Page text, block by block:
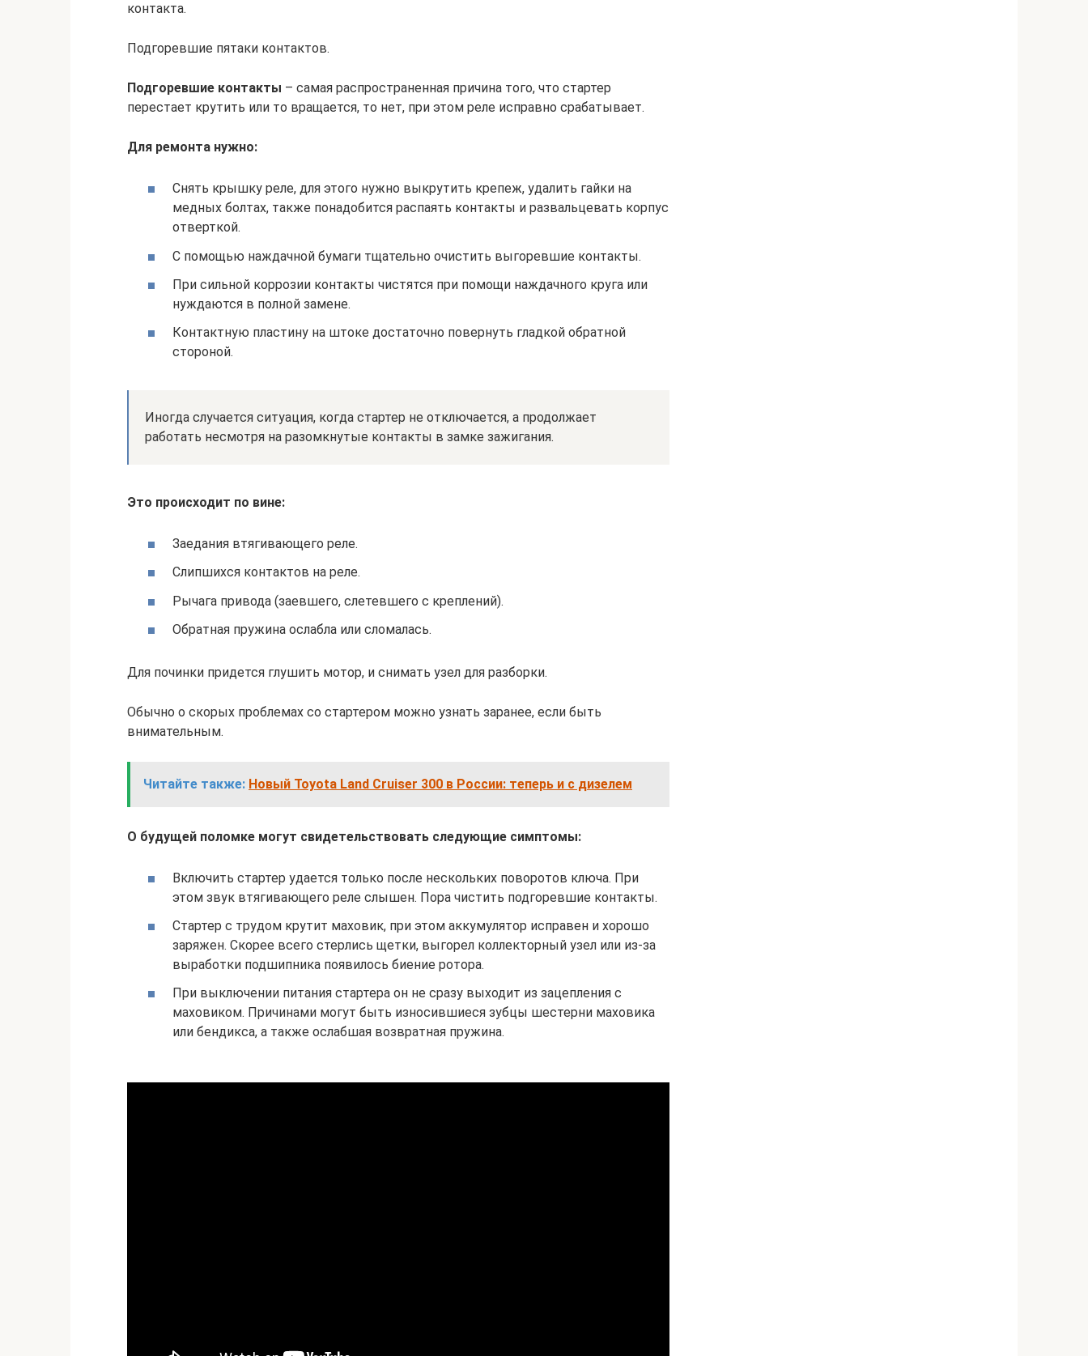
контакта.
Подгоревшие пятаки контактов.
Подгоревшие контакты – самая распространенная причина того, что стартер
перестает крутить или то вращается, то нет, при этом реле исправно срабатывает.
Для ремонта нужно:
Снять крышку реле, для этого нужно выкрутить крепеж, удалить гайки на
медных болтах, также понадобится распаять контакты и развальцевать корпус
отверткой.
С помощью наждачной бумаги тщательно очистить выгоревшие контакты.
При сильной коррозии контакты чистятся при помощи наждачного круга или
нуждаются в полной замене.
Контактную пластину на штоке достаточно повернуть гладкой обратной
стороной.
Иногда случается ситуация, когда стартер не отключается, а продолжает
работать несмотря на разомкнутые контакты в замке зажигания.
Это происходит по вине:
Заедания втягивающего реле.
Слипшихся контактов на реле.
Рычага привода (заевшего, слетевшего с креплений).
Обратная пружина ослабла или сломалась.
Для починки придется глушить мотор, и снимать узел для разборки.
Обычно о скорых проблемах со стартером можно узнать заранее, если быть
внимательным.
Читайте также: Новый Toyota Land Cruiser 300 в России: теперь и с дизелем
О будущей поломке могут свидетельствовать следующие симптомы:
Включить стартер удается только после нескольких поворотов ключа. При
этом звук втягивающего реле слышен. Пора чистить подгоревшие контакты.
Стартер с трудом крутит маховик, при этом аккумулятор исправен и хорошо
заряжен. Скорее всего стерлись щетки, выгорел коллекторный узел или из-за
выработки подшипника появилось биение ротора.
При выключении питания стартера он не сразу выходит из зацепления с
маховиком. Причинами могут быть износившиеся зубцы шестерни маховика
или бендикса, а также ослабшая возвратная пружина.